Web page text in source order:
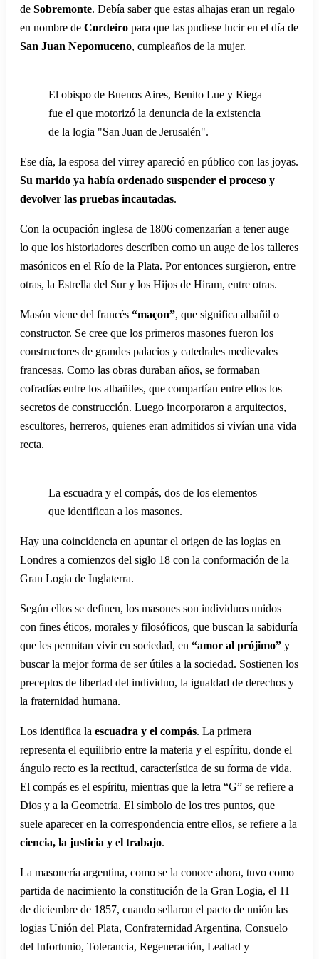
de Sobremonte. Debía saber que estas alhajas eran un regalo
en nombre de Cordeiro para que las pudiese lucir en el día de
San Juan Nepomuceno, cumpleaños de la mujer.
El obispo de Buenos Aires, Benito Lue y Riega
fue el que motorizó la denuncia de la existencia
de la logia "San Juan de Jerusalén".
Ese día, la esposa del virrey apareció en público con las joyas.
Su marido ya había ordenado suspender el proceso y
devolver las pruebas incautadas.
Con la ocupación inglesa de 1806 comenzarían a tener auge
lo que los historiadores describen como un auge de los talleres
masónicos en el Río de la Plata. Por entonces surgieron, entre
otras, la Estrella del Sur y los Hijos de Hiram, entre otras.
Masón viene del francés “maçon”, que significa albañil o
constructor. Se cree que los primeros masones fueron los
constructores de grandes palacios y catedrales medievales
francesas. Como las obras duraban años, se formaban
cofradías entre los albañiles, que compartían entre ellos los
secretos de construcción. Luego incorporaron a arquitectos,
escultores, herreros, quienes eran admitidos si vivían una vida
recta.
La escuadra y el compás, dos de los elementos
que identifican a los masones.
Hay una coincidencia en apuntar el origen de las logias en
Londres a comienzos del siglo 18 con la conformación de la
Gran Logia de Inglaterra.
Según ellos se definen, los masones son individuos unidos
con fines éticos, morales y filosóficos, que buscan la sabiduría
que les permitan vivir en sociedad, en “amor al prójimo” y
buscar la mejor forma de ser útiles a la sociedad. Sostienen los
preceptos de libertad del individuo, la igualdad de derechos y
la fraternidad humana.
Los identifica la escuadra y el compás. La primera
representa el equilibrio entre la materia y el espíritu, donde el
ángulo recto es la rectitud, característica de su forma de vida.
El compás es el espíritu, mientras que la letra “G” se refiere a
Dios y a la Geometría. El símbolo de los tres puntos, que
suele aparecer en la correspondencia entre ellos, se refiere a la
ciencia, la justicia y el trabajo.
La masonería argentina, como se la conoce ahora, tuvo como
partida de nacimiento la constitución de la Gran Logia, el 11
de diciembre de 1857, cuando sellaron el pacto de unión las
logias Unión del Plata, Confraternidad Argentina, Consuelo
del Infortunio, Tolerancia, Regeneración, Lealtad y